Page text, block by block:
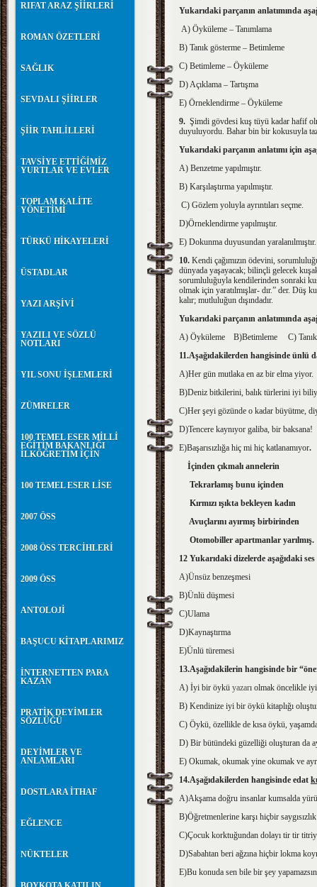
RIFAT ARAZ ŞİİRLERİ
ROMAN ÖZETLERİ
SAĞLIK
SEVDALI ŞİİRLER
ŞİİR TAHLİLLERİ
TAVSİYE ETTİĞİMİZ
YURTLAR VE EVLER
TOPLAM KALİTE
YÖNETİMİ
TÜRKÜ HİKAYELERİ
ÜSTADLAR
YAZI ARŞİVİ
YAZILI VE SÖZLÜ
NOTLARI
YIL SONU İŞLEMLERİ
ZÜMRELER
100 TEMEL ESER MİLLİ
EĞİTİM BAKANLIĞI
İLKÖĞRETİM İÇİN
100 TEMEL ESER LİSE
2007 ÖSS
2008 ÖSS TERCİHLERİ
2009 ÖSS
ANTOLOJİ
BAŞUCU KİTAPLARIMIZ
İNTERNETTEN PARA
KAZAN
PRATİK DEYİMLER
SÖZLÜĞÜ
DEYİMLER VE
ANLAMLARI
DOSTLARA İTHAF
EĞLENCE
NÜKTELER
Yukarıdaki parçanın
A) Öyküleme – Tanımlama
B) Tanık gösterme – Betimleme
C) Betimleme – Öyküleme
D) Açıklama – Tartışma
E) Örneklendirme – Öyküleme
9. Şimdi gövdesi kuş tüyü kadar hafif
duyuluyordu. Bahar bin bir
Yukarıdaki parçanın anlatımı için
A) Benzetme yapılmıştır.
B) Karşılaştırma yapılmıştır.
C) Gözlem yoluyla ayrıntıları
D)Örneklendirme yapılmıştır.
E) Dokunma duyusundan yaralanılmıştır.
10. Kendi çağımızın ödevini,
dünyada yaşayacak; bilinçli gelecek
sorumluluğuyla kendilerinden sonraki
olmak için yaratılmışlar- dır.” der. Düş
kalır; mutluluğun dışındadır.
Yukarıdaki parçanın anlatımında
A) Öyküleme B)Betimleme C)
11.Aşağıdakilerden hangisinde ünlü
A)Her gün mutlaka en az bir elma yiyor.
B)Deniz bitkilerini, balık türlerini iyi
C)Her şeyi gözünde o kadar büyütme,
D)Tencere kaynıyor galiba, bir baksana!
E)Başarısızlığa hiç mi hiç katlanamıyor.
İçinden çıkmalı annelerin
Tekrarlamış bunu içinden
Kırmızı ışıkta bekleyen kadın
Avuçlarını ayırmış birbirinden
Otomobiller apartmanlar yarılmış.
12 Yukarıdaki dizelerde aşağıdaki
A)Ünsüz benzeşmesi
B)Ünlü düşmesi
C)Ulama
D)Kaynaştırma
E)Ünlü türemesi
13.Aşağıdakilerin hangisinde bir
A) İyi bir öykü yazarı olmak öncelikle
B) Kendinize iyi bir öykü kitaplığı
C) Öykü, özellikle de kısa öykü,
D) Bir bütündeki güzelliği oluşturan da
E) Okumak, okumak yine okumak ve
14.Aşağıdakilerden hangisinde edat
A)Akşama doğru insanlar kumsalda
B)Öğretmenlerine karşı hiçbir
C)Çocuk korktuğundan dolayı tir tir
D)Sabahtan beri ağzına hiçbir lokma
E)Bu konuda sen bile bir şey